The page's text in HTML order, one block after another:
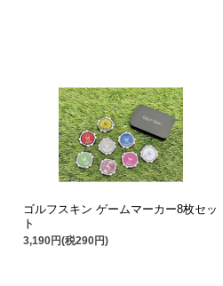
ゴルフスキン ゲームマーカー8枚セッ
ト
3,190円(税290円)